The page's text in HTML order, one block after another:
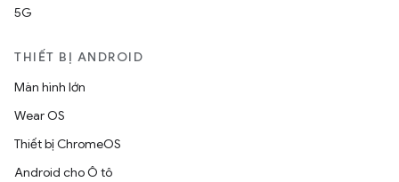
5G
THIẾT BỊ ANDROID
Màn hình lớn
Wear OS
Thiết bị ChromeOS
Android cho Ô tô